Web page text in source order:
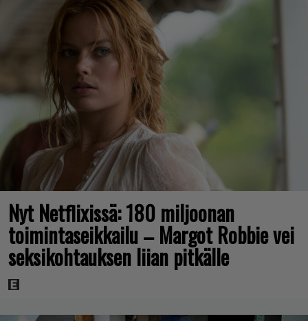
Nyt Netflixissä: 180 miljoonan
toimintaseikkailu – Margot Robbie vei
seksikohtauksen liian pitkälle